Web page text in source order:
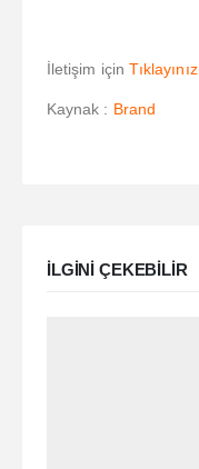
İletişim için Tıklayınız
Kaynak : Brand
ILGINI ÇEKEBILIR